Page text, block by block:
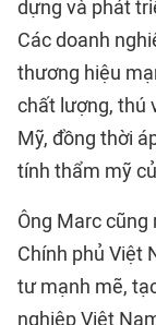
dựng và phát
Các doanh
thương hiệu
chất lượng, thú
Mỹ, đồng thời
tính thẩm mỹ
Ông Marc
Chính phủ Việt
tư mạnh mẽ,
nghiệp Việt